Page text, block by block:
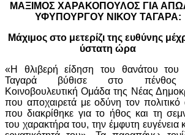
ΜΑΞΙΜΟΣ ΧΑΡΑΚΟΠΟΥΛΟΣ ΓΙΑ
ΥΦΥΠΟΥΡΓΟΥ ΝΙΚΟΥ ΤΑΓΑΡΑ:
Μάχιμος στο μετερίζι της ευθύνης
ύστατη ώρα
«Η θλιβερή είδηση του θανάτου του
Ταγαρά βύθισε στο
Κοινοβουλευτική Ομάδα της Νέας
που αποχαιρετά με οδύνη τον πολιτικό
που διακρίθηκε για το ήθος και τη
του χαρακτήρα του, την έμφυτη ευγένεια